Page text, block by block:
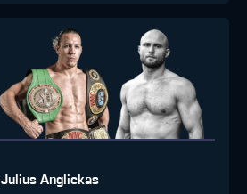
Julius Anglickas